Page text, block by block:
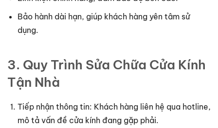
Bảo hành dài hạn, giúp khách hàng yên tâm sử
dụng.
3. Quy Trình Sửa Chữa Cửa Kính
Tận Nhà
Tiếp nhận thông tin: Khách hàng liên hệ qua hotline,
mô tả vấn đề cửa kính đang gặp phải.